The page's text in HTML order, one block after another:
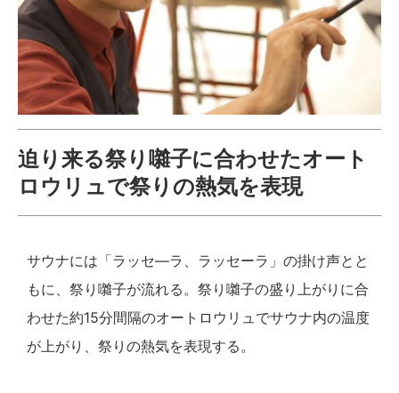
迫り来る祭り囃子に合わせたオート
ロウリュで祭りの熱気を表現
サウナには「ラッセ―ラ、ラッセーラ」の掛け声とと
もに、祭り囃子が流れる。祭り囃子の盛り上がりに合
わせた約15分間隔のオートロウリュでサウナ内の温度
が上がり、祭りの熱気を表現する。